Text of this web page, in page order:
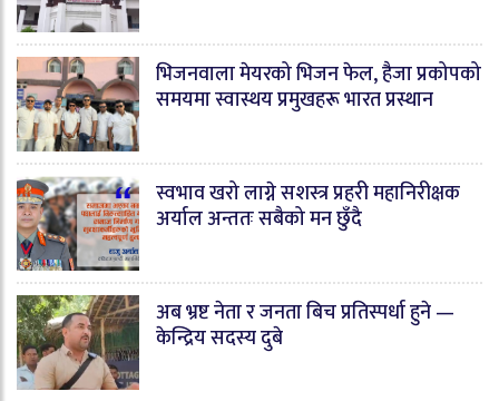
भिजनवाला मेयरको भिजन फेल, हैजा प्रकोपको
समयमा स्वास्थय प्रमुखहरू भारत प्रस्थान
स्वभाव खरो लाग्ने सशस्त्र प्रहरी महानिरीक्षक
अर्याल अन्ततः सबैको मन छुँदै
अब भ्रष्ट नेता र जनता बिच प्रतिस्पर्धा हुने —
केन्द्रिय सदस्य दुबे